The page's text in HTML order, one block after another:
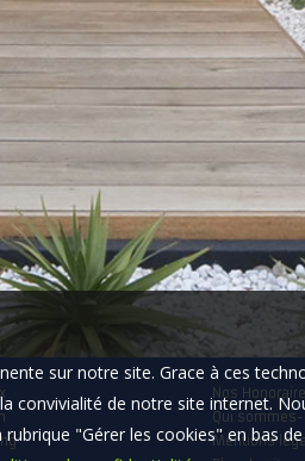
Nos
Qui
Mentions
sur notre site. Grace à ces
de notre site internet.
"Gérer les cookies" en bas